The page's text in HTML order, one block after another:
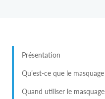
Présentation
Qu’est-ce que le
Quand utiliser le